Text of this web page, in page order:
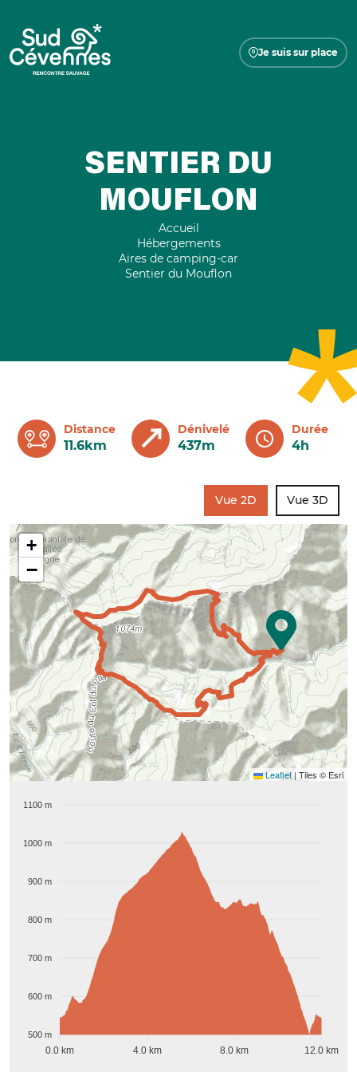
Je suis sur place
SENTIER DU
MOUFLON
Accueil
Hébergements
Aires de camping-car
Sentier du Mouflon
Distance
11.6km
Dénivelé
437m
Durée
4h
Vue 2D Vue 3D
+
−
Leaflet| Tiles © Esri
1100 m
1000 m
900 m
800 m
700 m
600 m
500 m
0.0 km 4.0 km 8.0 km 12.0 km